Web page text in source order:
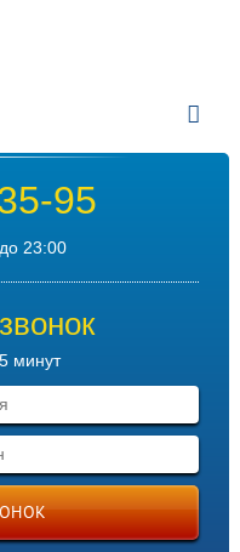
95
23:00
минут